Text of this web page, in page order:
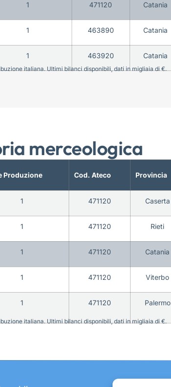
1 471120 Catania
1 463890 Catania
1 463920 Catania
italiana. Ultimi bilanci disponibili, dati in migliaia di €.
merceologica
Produzione Cod. Ateco Provincia
1 471120 Caserta
1 471120 Rieti
1 471120 Catania
1 471120 Viterbo
1 471120 Palermo
italiana. Ultimi bilanci disponibili, dati in migliaia di €.